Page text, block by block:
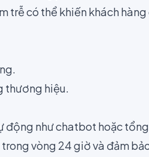
trễ có thể khiến khách
thương hiệu.
động như chatbot hoặc
vòng 24 giờ và đảm